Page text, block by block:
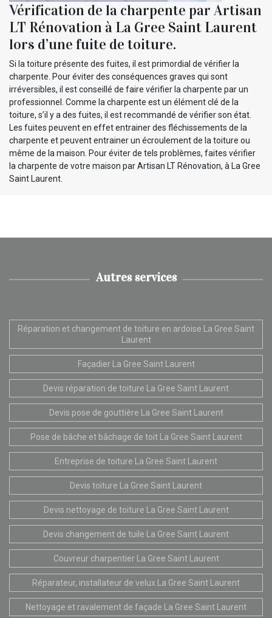
Vérification de la charpente par Artisan
LT Rénovation à La Gree Saint Laurent
lors d’une fuite de toiture.
Si la toiture présente des fuites, il est primordial de vérifier la
charpente. Pour éviter des conséquences graves qui sont
irréversibles, il est conseillé de faire vérifier la charpente par un
professionnel. Comme la charpente est un élément clé de la
toiture, s’il y a des fuites, il est recommandé de vérifier son état.
Les fuites peuvent en effet entrainer des fléchissements de la
charpente et peuvent entrainer un écroulement de la toiture ou
même de la maison. Pour éviter de tels problèmes, faites vérifier
la charpente de votre maison par Artisan LT Rénovation, à La Gree
Saint Laurent.
Autres services
Réparation et changement de toiture en ardoise La Gree Saint
Laurent
Façadier La Gree Saint Laurent
Devis réparation de toiture La Gree Saint Laurent
Devis pose de gouttière La Gree Saint Laurent
Pose de bâche et bâchage de toit La Gree Saint Laurent
Entreprise de toiture La Gree Saint Laurent
Devis toiture La Gree Saint Laurent
Devis nettoyage de toiture La Gree Saint Laurent
Devis changement de tuile La Gree Saint Laurent
Couvreur charpentier La Gree Saint Laurent
Réparateur, installateur de velux La Gree Saint Laurent
Nettoyage et ravalement de façade La Gree Saint Laurent